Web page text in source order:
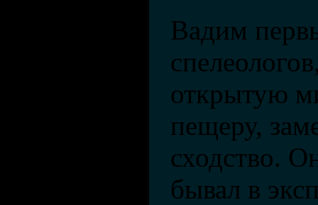
Вадим
открытую
пещеру,
сходство.
бывал в